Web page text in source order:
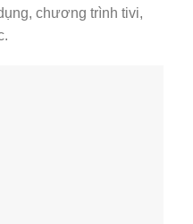
chương trình tivi,